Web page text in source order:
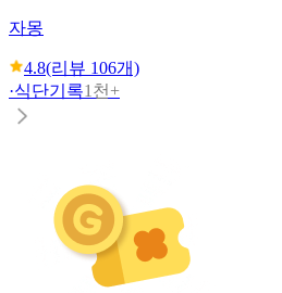
자몽
4.8(리뷰 106개)
·식단기록1천+